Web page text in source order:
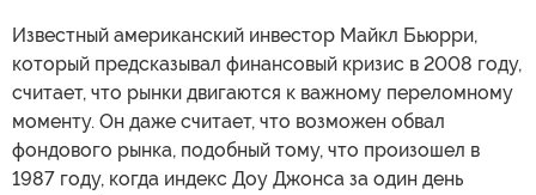
Известный американский инвестор Майкл Бьюрри,
который предсказывал финансовый кризис в 2008 году,
считает, что рынки двигаются к важному переломному
моменту. Он даже считает, что возможен обвал
фондового рынка, подобный тому, что произошел в
1987 году, когда индекс Доу Джонса за один день